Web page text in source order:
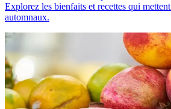
Explorez les bienfaits et recettes qui
automnaux.